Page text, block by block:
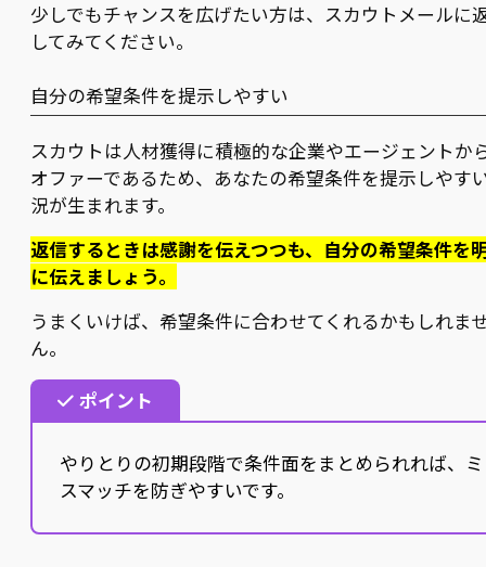
少しでもチャンスを広げたい方は、スカウトメールに
してみてください。
自分の希望条件を提示しやすい
スカウトは人材獲得に積極的な企業やエージェントか
オファーであるため、あなたの希望条件を提示しやす
況が生まれます。
返信するときは感謝を伝えつつも、自分の希望条件を
に伝えましょう。
うまくいけば、希望条件に合わせてくれるかもしれま
ん。
ポイント
やりとりの初期段階で条件面をまとめられれば、ミ
スマッチを防ぎやすいです。